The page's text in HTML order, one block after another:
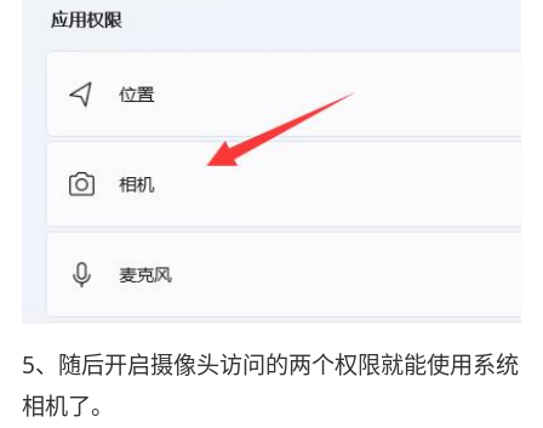
5、随后开启摄像头访问的两个权限就能使用系统
相机了。